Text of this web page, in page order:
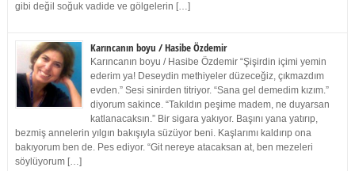
gibi değil soğuk vadide ve gölgelerin […]
Karıncanın boyu / Hasibe Özdemir
Karıncanın boyu / Hasibe Özdemir “Şişirdin içimi yemin
ederim ya! Deseydin methiyeler düzeceğiz, çıkmazdım
evden.” Sesi sinirden titriyor. “Sana gel demedim kızım.”
diyorum sakince. “Takıldın peşime madem, ne duyarsan
katlanacaksın.” Bir sigara yakıyor. Başını yana yatırıp,
bezmiş annelerin yılgın bakışıyla süzüyor beni. Kaşlarımı kaldırıp ona
bakıyorum ben de. Pes ediyor. “Git nereye atacaksan at, ben mezeleri
söylüyorum […]